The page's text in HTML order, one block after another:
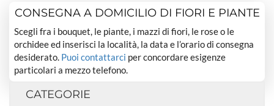
CONSEGNA A DOMICILIO DI FIORI E PIANTE
Scegli fra i bouquet, le piante, i mazzi di fiori, le rose o le
orchidee ed inserisci la località, la data e l’orario di consegna
desiderato. Puoi contattarci per concordare esigenze
particolari a mezzo telefono.
CATEGORIE